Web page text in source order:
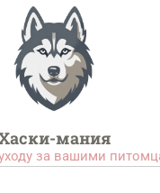
мания
за вашими